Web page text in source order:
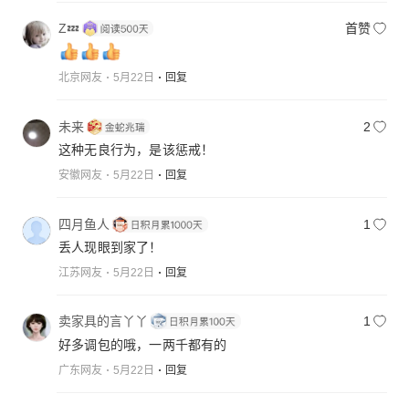
Z💤 首赞
北京网友 5月22日 回复
未来
2
这种无良行为，是该惩戒！
安徽网友 5月22日 回复
四月鱼人
1
丢人现眼到家了！
江苏网友 5月22日 回复
卖家具的言丫丫
1
好多调包的哦，一两千都有的
广东网友 5月22日 回复